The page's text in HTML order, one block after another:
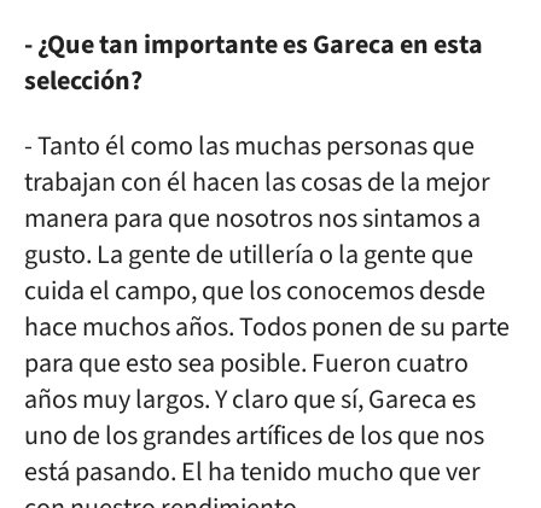
- ¿Que tan importante es Gareca en esta
selección?
- Tanto él como las muchas personas que
trabajan con él hacen las cosas de la mejor
manera para que nosotros nos sintamos a
gusto. La gente de utillería o la gente que
cuida el campo, que los conocemos desde
hace muchos años. Todos ponen de su parte
para que esto sea posible. Fueron cuatro
años muy largos. Y claro que sí, Gareca es
uno de los grandes artífices de los que nos
está pasando. El ha tenido mucho que ver